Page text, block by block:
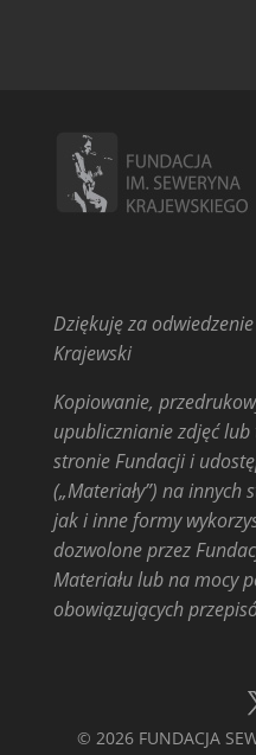
Dziękuję za
Krajewski
Kopiowanie,
upublicznianie zdjęć
stronie Fundacji i
(„Materiały”) na innych
jak i inne formy
dozwolone przez
Materiału lub na mocy
obowiązujących
© 2026 FUNDACJA